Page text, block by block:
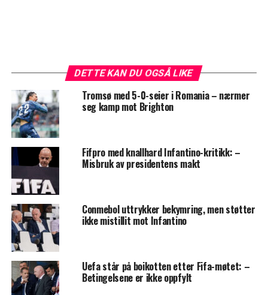
DETTE KAN DU OGSÅ LIKE
Tromsø med 5-0-seier i Romania – nærmer
seg kamp mot Brighton
Fifpro med knallhard Infantino-kritikk: –
Misbruk av presidentens makt
Conmebol uttrykker bekymring, men støtter
ikke mistillit mot Infantino
Uefa står på boikotten etter Fifa-møtet: –
Betingelsene er ikke oppfylt